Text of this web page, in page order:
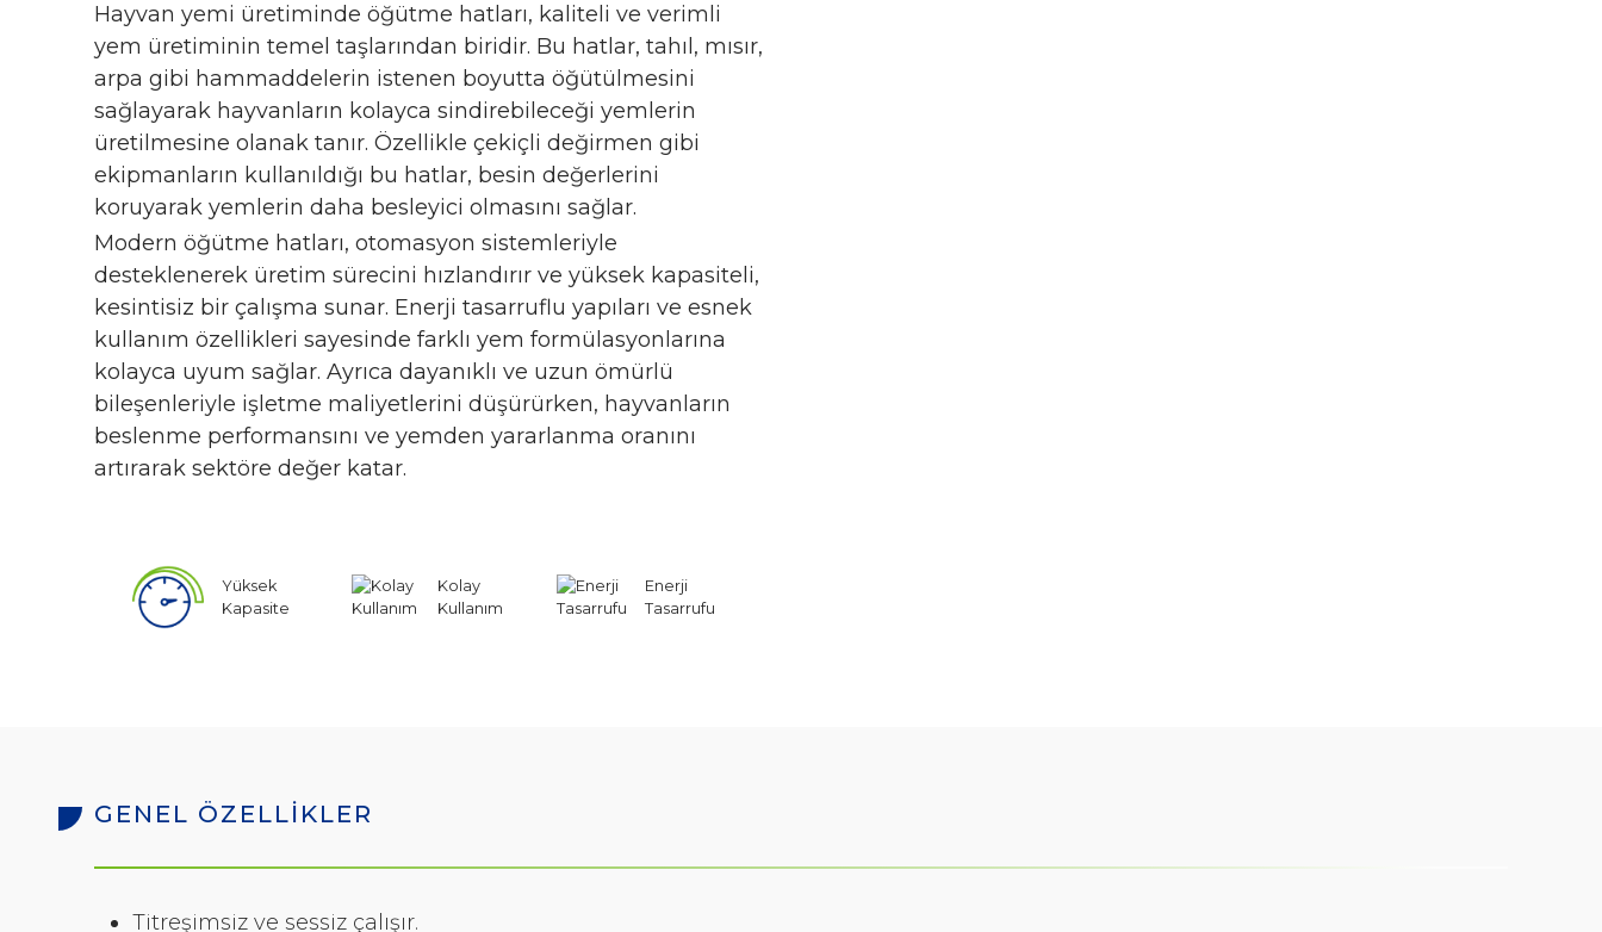
Hayvan yemi üretiminde öğütme hatları, kaliteli ve verimli
yem üretiminin temel taşlarından biridir. Bu hatlar, tahıl, mısır,
arpa gibi hammaddelerin istenen boyutta öğütülmesini
sağlayarak hayvanların kolayca sindirebileceği yemlerin
üretilmesine olanak tanır. Özellikle çekiçli değirmen gibi
ekipmanların kullanıldığı bu hatlar, besin değerlerini
koruyarak yemlerin daha besleyici olmasını sağlar.
Modern öğütme hatları, otomasyon sistemleriyle
desteklenerek üretim sürecini hızlandırır ve yüksek kapasiteli,
kesintisiz bir çalışma sunar. Enerji tasarruflu yapıları ve esnek
kullanım özellikleri sayesinde farklı yem formülasyonlarına
kolayca uyum sağlar. Ayrıca dayanıklı ve uzun ömürlü
bileşenleriyle işletme maliyetlerini düşürürken, hayvanların
beslenme performansını ve yemden yararlanma oranını
artırarak sektöre değer katar.
Yüksek
Kapasite
Kolay
Kullanım
Enerji
Tasarrufu
GENEL ÖZELLİKLER
Titreşimsiz ve sessiz çalışır.